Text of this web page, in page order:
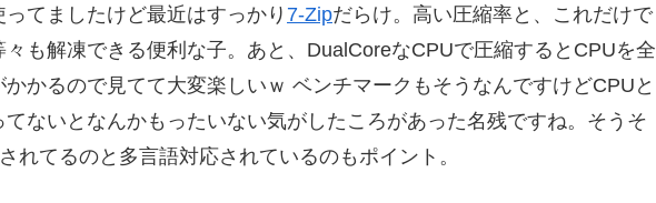
てましたけど最近はすっかり 7-Zipだらけ。高い圧縮率と、これだけで
も解凍できる便利な子。あと、DualCoreなCPUで圧縮するとCPUを全
かるので見てて大変楽しいｗ ベンチマークもそうなんですけどCPUと
ないとなんかもったいない気がしたころがあった名残ですね。そうそ
れてるのと多言語対応されているのもポイント。